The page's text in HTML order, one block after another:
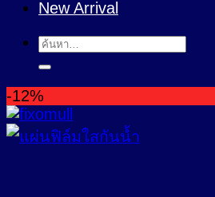
New Arrival
ค้นหา:
-12%